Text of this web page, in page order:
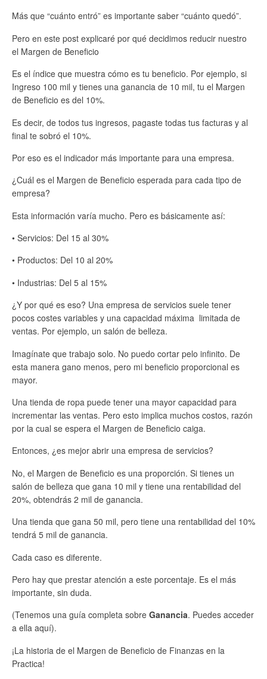
Más que “cuánto entró” es importante saber “cuánto quedó”.
Pero en este post explicaré por qué decidimos reducir nuestro
el Margen de Beneficio
Es el índice que muestra cómo es tu beneficio. Por ejemplo, si
Ingreso 100 mil y tienes una ganancia de 10 mil, tu el Margen
de Beneficio es del 10%.
Es decir, de todos tus ingresos, pagaste todas tus facturas y al
final te sobró el 10%.
Por eso es el indicador más importante para una empresa.
¿Cuál es el Margen de Beneficio esperada para cada tipo de
empresa?
Esta información varía mucho. Pero es básicamente así:
• Servicios: Del 15 al 30%
• Productos: Del 10 al 20%
• Industrias: Del 5 al 15%
¿Y por qué es eso? Una empresa de servicios suele tener
pocos costes variables y una capacidad máxima limitada de
ventas. Por ejemplo, un salón de belleza.
Imagínate que trabajo solo. No puedo cortar pelo infinito. De
esta manera gano menos, pero mi beneficio proporcional es
mayor.
Una tienda de ropa puede tener una mayor capacidad para
incrementar las ventas. Pero esto implica muchos costos, razón
por la cual se espera el Margen de Beneficio caiga.
Entonces, ¿es mejor abrir una empresa de servicios?
No, el Margen de Beneficio es una proporción. Si tienes un
salón de belleza que gana 10 mil y tiene una rentabilidad del
20%, obtendrás 2 mil de ganancia.
Una tienda que gana 50 mil, pero tiene una rentabilidad del 10%
tendrá 5 mil de ganancia.
Cada caso es diferente.
Pero hay que prestar atención a este porcentaje. Es el más
importante, sin duda.
(Tenemos una guía completa sobre Ganancia. Puedes acceder
a ella aquí).
¡La historia de el Margen de Beneficio de Finanzas en la
Practica!